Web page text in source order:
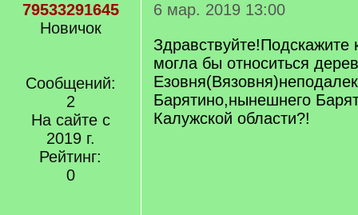
79533291645
Новичок
Сообщений:
2
На сайте с
2019 г.
Рейтинг:
0
6 мар. 2019 13:00
Здравствуйте!Подскажите
могла бы относиться
Барятино,нынешнего
Калужской области?!